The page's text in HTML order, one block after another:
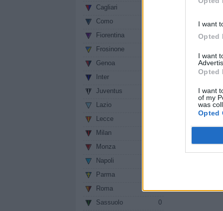
I want
Opted
I want
Opted
I want
of my
was
Opted
Cagliari
Como
Fiorentina
Frosinone
Genoa
Inter
Juventus
Lazio
Lecce
Milan
Monza
Napoli
Parma
Roma
0
Sassuolo
0
riscatto).
Autore:
vedi letture
Condividi